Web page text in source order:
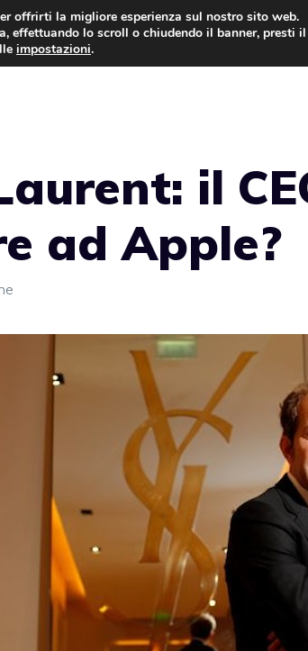
il
ad Apple?
offrirti la migliore esperienza sul nostro sito web.
effettuando lo scroll o chiudendo il banner,
impostazioni.